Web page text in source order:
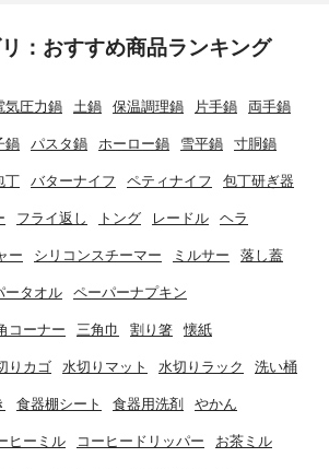
：おすすめ商品ランキング
気圧力鍋 土鍋 保温調理鍋 片手鍋 両手鍋
鍋 パスタ鍋 ホーロー鍋 雪平鍋 寸胴鍋
丁 バターナイフ ペティナイフ 包丁研ぎ器
フライ返し トング レードル ヘラ
ー シリコンスチーマー ミルサー 落し蓋
ータオル ペーパーナプキン
コーナー 三角巾 割り箸 懐紙
りカゴ 水切りマット 水切りラック 洗い桶
食器棚シート 食器用洗剤 やかん
ヒーミル コーヒードリッパー お茶ミル